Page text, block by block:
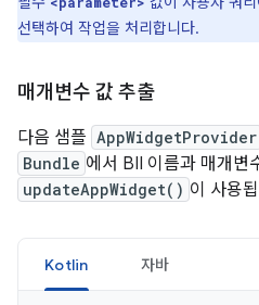
선택하여 작업을 처리합니다.
매개변수 값 추출
다음 샘플 AppWidgetProvider
Bundle 에서 BII 이름과 매개변
updateAppWidget() 이 사용
Kotlin 자바